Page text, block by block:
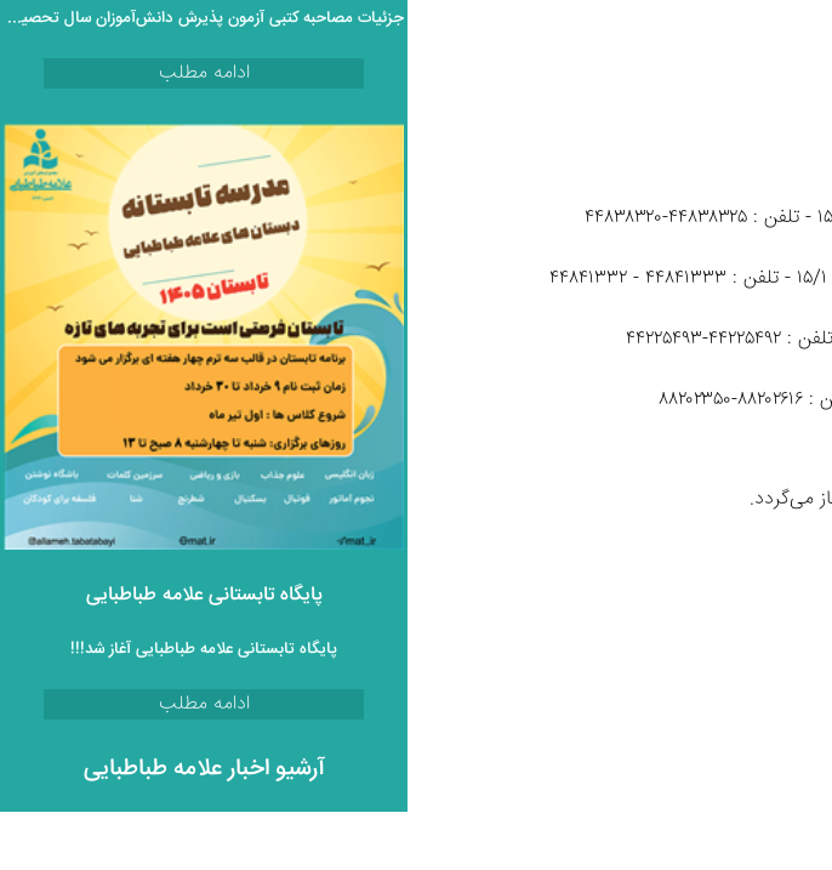
جزئیات مصاحبه کتبی آزمون پذیرش دانش‌آموزان سال تحصیلی ۱۴۰۶- ۱۴۰۵
ادامه مطلب
پایگاه تابستانی علامه طباطبایی
پایگاه تابستانی علامه طباطبایی آغاز شد!!!
ادامه مطلب
آرشیو اخبار علامه طباطبایی